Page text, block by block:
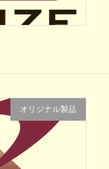
オリジナル製品